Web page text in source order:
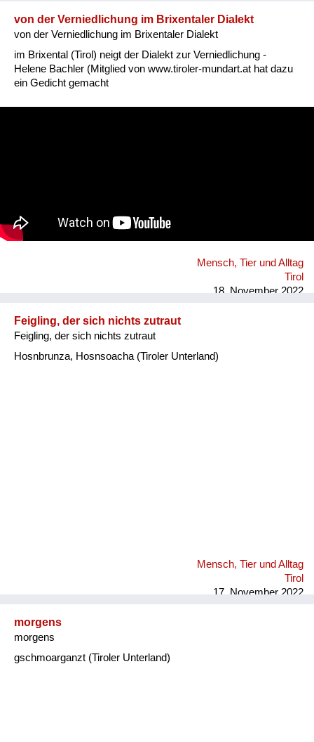
von der Verniedlichung im Brixentaler Dialekt
von der Verniedlichung im Brixentaler Dialekt
im Brixental (Tirol) neigt der Dialekt zur Verniedlichung -
Helene Bachler (Mitglied von www.tiroler-mundart.at hat dazu
ein Gedicht gemacht
Mensch, Tier und Alltag
Tirol
18. November 2022
Feigling, der sich nichts zutraut
Feigling, der sich nichts zutraut
Hosnbrunza, Hosnsoacha (Tiroler Unterland)
Mensch, Tier und Alltag
Tirol
17. November 2022
morgens
morgens
gschmoarganzt (Tiroler Unterland)